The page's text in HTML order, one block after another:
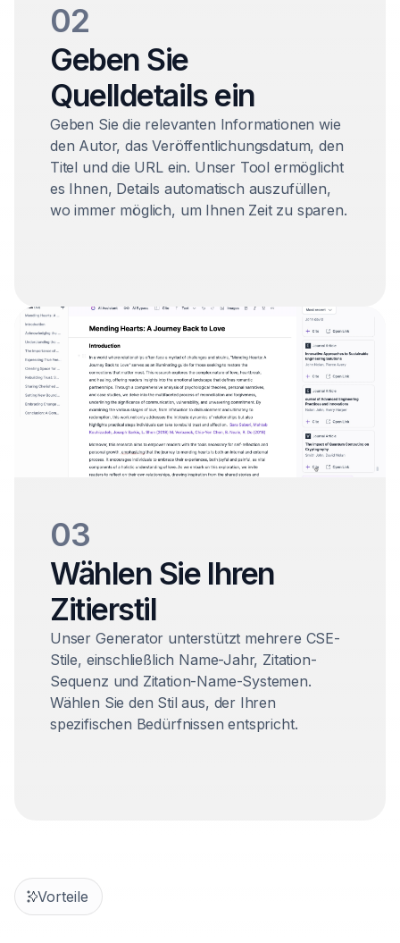
02
Geben Sie
Quelldetails ein
Geben Sie die relevanten Informationen wie
den Autor, das Veröffentlichungsdatum, den
Titel und die URL ein. Unser Tool ermöglicht
es Ihnen, Details automatisch auszufüllen,
wo immer möglich, um Ihnen Zeit zu sparen.
03
Wählen Sie Ihren
Zitierstil
Unser Generator unterstützt mehrere CSE-
Stile, einschließlich Name-Jahr, Zitation-
Sequenz und Zitation-Name-Systemen.
Wählen Sie den Stil aus, der Ihren
spezifischen Bedürfnissen entspricht.
Vorteile